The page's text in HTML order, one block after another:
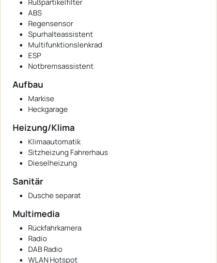
ABS
Regensensor
Spurhalteassistent
Multifunktionslenkrad
ESP
Notbremsassistent
Aufbau
Markise
Heckgarage
Heizung/Klima
Klimaautomatik
Sitzheizung Fahrerhaus
Dieselheizung
Sanitär
Dusche separat
Multimedia
Rückfahrkamera
Radio
DAB Radio
WLAN Hotspot